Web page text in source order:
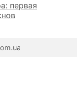
первая